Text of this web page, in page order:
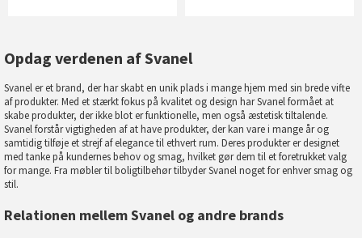
Opdag verdenen af Svanel
Svanel er et brand, der har skabt en unik plads i mange hjem med sin brede vifte
af produkter. Med et stærkt fokus på kvalitet og design har Svanel formået at
skabe produkter, der ikke blot er funktionelle, men også æstetisk tiltalende.
Svanel forstår vigtigheden af at have produkter, der kan vare i mange år og
samtidig tilføje et strejf af elegance til ethvert rum. Deres produkter er designet
med tanke på kundernes behov og smag, hvilket gør dem til et foretrukket valg
for mange. Fra møbler til boligtilbehør tilbyder Svanel noget for enhver smag og
stil.
Relationen mellem Svanel og andre brands